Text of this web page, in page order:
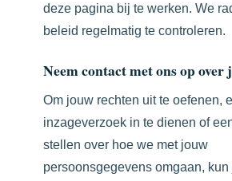
deze pagina bij te werken. We
beleid regelmatig te controleren.
Neem contact met ons op over
Om jouw rechten uit te oefenen,
inzageverzoek in te dienen of
stellen over hoe we met jouw
persoonsgegevens omgaan, kun